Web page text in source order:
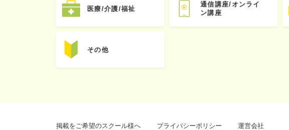
医療/介護/福祉
通信講座/オンライ
ン講座
その他
掲載をご希望のスクール様へ プライバシーポリシー 運営会社